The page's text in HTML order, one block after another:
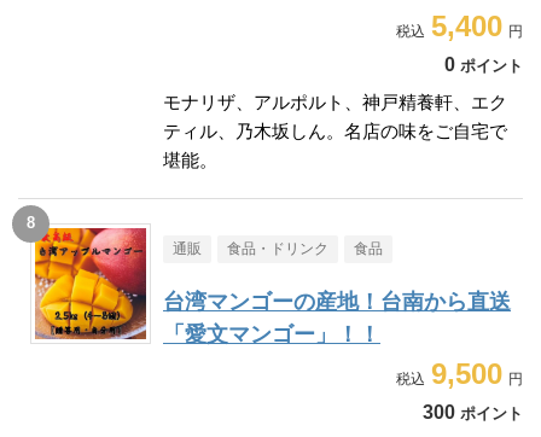
5,400
0 ポイント
モナリザ、アルポルト、神戸精養軒、エク
ティル、乃木坂しん。名店の味をご自宅で
堪能。
通販 食品・ドリンク 食品
台湾マンゴーの産地！台南から直送
「愛文マンゴー」！！
9,500
300 ポイント